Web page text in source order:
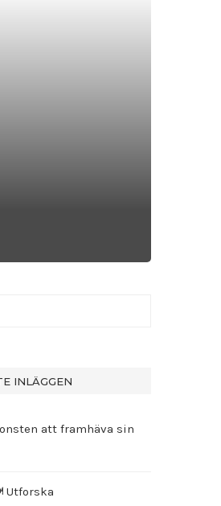
INLÄGGEN
att framhäva sin
Utforska